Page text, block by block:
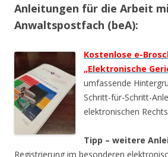
Anleitungen für die Arbeit
Anwaltspostfach (beA):
Kostenlose e-
„Elektronische
umfassende
Schritt-für-Schritt-
elektronischen
Tipp – weitere
Registrierung im besonderen